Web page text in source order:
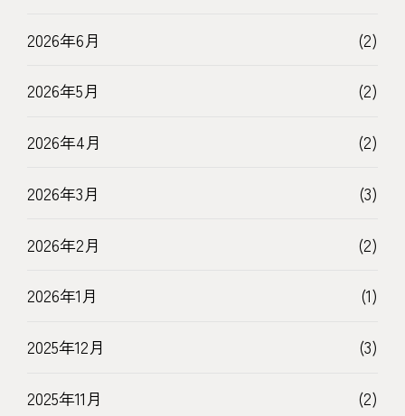
2026年6月 (2)
2026年5月 (2)
2026年4月 (2)
2026年3月 (3)
2026年2月 (2)
2026年1月 (1)
2025年12月 (3)
2025年11月 (2)